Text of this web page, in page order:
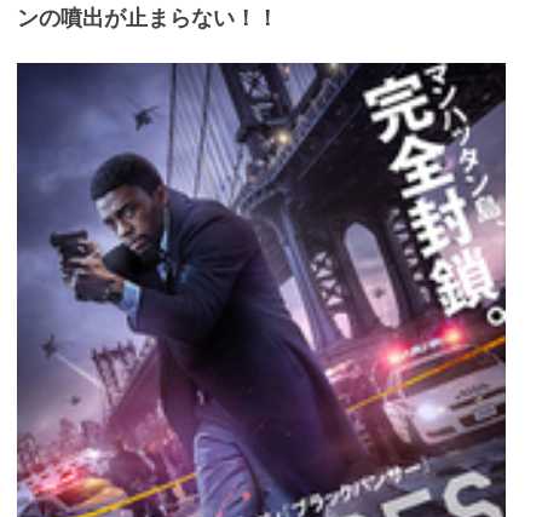
ンの噴出が止まらない！！